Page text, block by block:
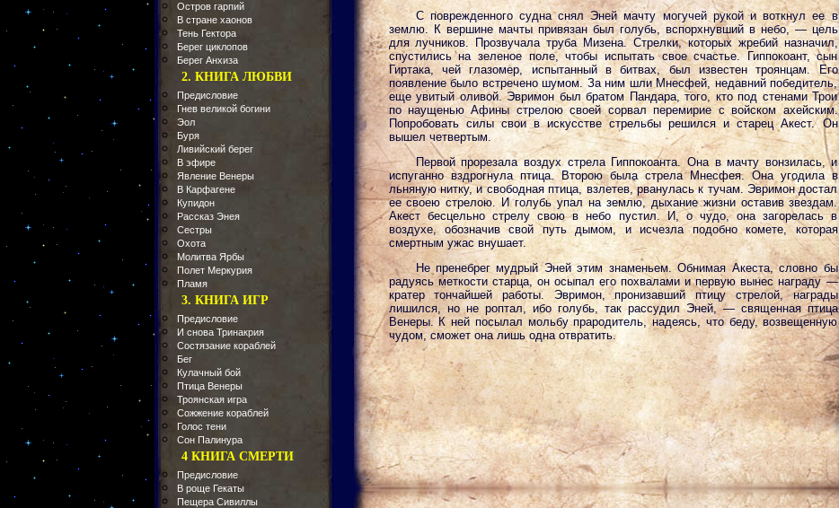
Остров гарпий
В стране хаонов
Тень Гектора
Берег циклопов
Берег Анхиза
2. КНИГА ЛЮБВИ
Предисловие
Гнев великой богини
Эол
Буря
Ливийский берег
В эфире
Явление Венеры
В Карфагене
Купидон
Рассказ Энея
Сестры
Охота
Молитва Ярбы
Полет Меркурия
Пламя
3. КНИГА ИГР
Предисловие
И снова Тринакрия
Состязание кораблей
Бег
Кулачный бой
Птица Венеры
Троянская игра
Сожжение кораблей
Голос тени
Сон Палинура
4 КНИГА СМЕРТИ
Предисловие
В роще Гекаты
Пещера Сивиллы
С поврежденного судна снял Эней мачту могучей рукой и воткнул ее в
землю. К вершине мачты привязан был голубь, вспорхнувший в небо, — цель
для лучников. Прозвучала труба Мизена. Стрелки, которых жребий назначил,
спустились на зеленое поле, чтобы испытать свое счастье. Гиппокоант, сын
Гиртака, чей глазомер, испытанный в битвах, был известен троянцам. Его
появление было встречено шумом. За ним шли Мнесфей, недавний победитель,
еще увитый оливой. Эвримон был братом Пандара, того, кто под стенами Трои
по наущенью Афины стрелою своей сорвал перемирие с войском ахейским.
Попробовать силы свои в искусстве стрельбы решился и старец Акест. Он
вышел четвертым.
Первой прорезала воздух стрела Гиппокоанта. Она в мачту вонзилась, и
испуганно вздрогнула птица. Второю была стрела Мнесфея. Она угодила в
льняную нитку, и свободная птица, взлетев, рванулась к тучам. Эвримон достал
ее своею стрелою. И голубь упал на землю, дыхание жизни оставив звездам.
Акест бесцельно стрелу свою в небо пустил. И, о чудо, она загорелась в
воздухе, обозначив свой путь дымом, и исчезла подобно комете, которая
смертным ужас внушает.
Не пренебрег мудрый Эней этим знаменьем. Обнимая Акеста, словно бы
радуясь меткости старца, он осыпал его похвалами и первую вынес награду —
кратер тончайшей работы. Эвримон, пронизавший птицу стрелой, награды
лишился, но не роптал, ибо голубь, так рассудил Эней, — священная птица
Венеры. К ней посылал мольбу прародитель, надеясь, что беду, возвещенную
чудом, сможет она лишь одна отвратить.